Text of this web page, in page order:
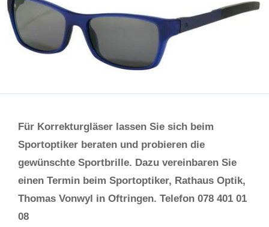
Für Korrekturgläser lassen Sie sich beim
Sportoptiker beraten und probieren die
gewünschte Sportbrille. Dazu vereinbaren Sie
einen Termin beim Sportoptiker, Rathaus Optik,
Thomas Vonwyl in Oftringen. Telefon 078 401 01
08